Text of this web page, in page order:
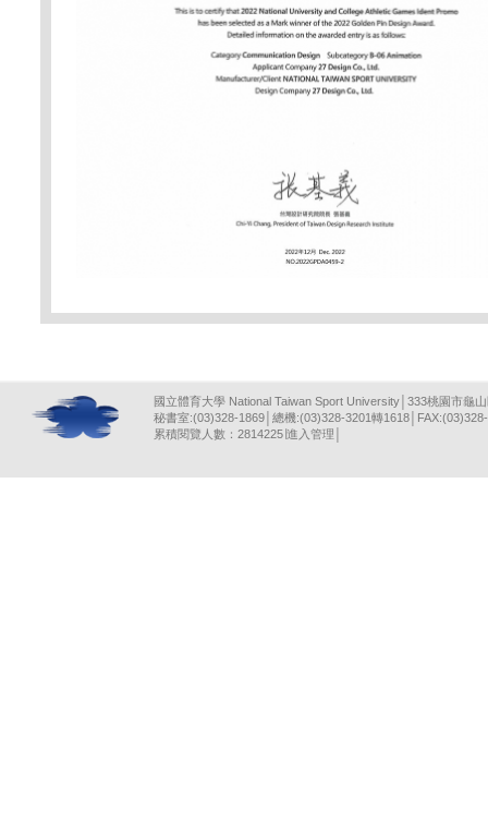
國立體育大學 National Taiwan Sport University│333桃園市龜
秘書室:(03)328-1869│總機:(03)328-3201轉
累積閱覽人數：2814225∣ 進入管理